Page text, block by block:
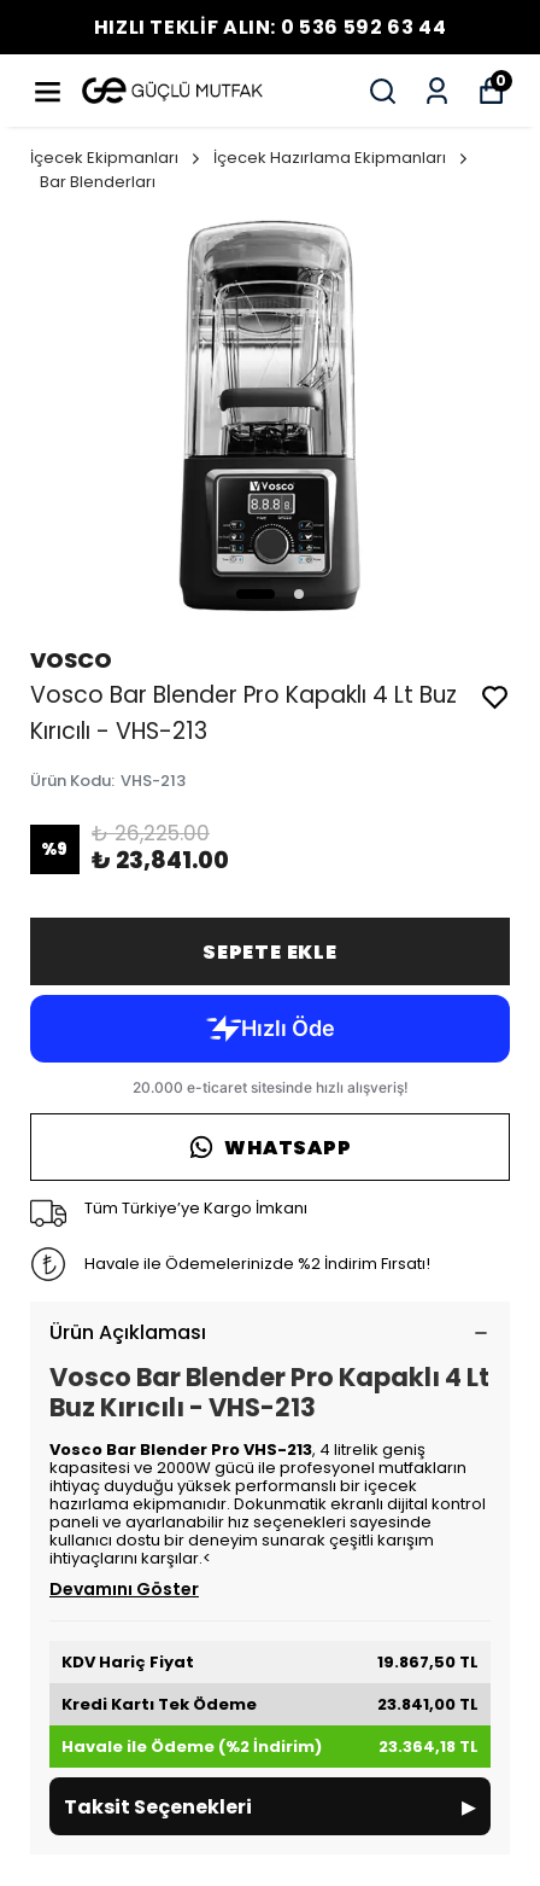
HIZLI TEKLİF ALIN: 0 536 592 63 44
0
İçecek Ekipmanları
İçecek Hazırlama Ekipmanları
Bar Blenderları
VOSCO
Vosco Bar Blender Pro Kapaklı 4 Lt Buz
Kırıcılı - VHS-213
Ürün Kodu: VHS-213
%9
₺ 26,225.00
₺ 23,841.00
SEPETE EKLE
WHATSAPP
Tüm Türkiye’ye Kargo İmkanı
Havale ile Ödemelerinizde %2 İndirim Fırsatı!
Ürün Açıklaması
Vosco Bar Blender Pro Kapaklı 4 Lt
Buz Kırıcılı - VHS-213
Vosco Bar Blender Pro VHS-213, 4 litrelik geniş
kapasitesi ve 2000W gücü ile profesyonel mutfakların
ihtiyaç duyduğu yüksek performanslı bir içecek
hazırlama ekipmanıdır. Dokunmatik ekranlı dijital kontrol
paneli ve ayarlanabilir hız seçenekleri sayesinde
kullanıcı dostu bir deneyim sunarak çeşitli karışım
ihtiyaçlarını karşılar.<
Devamını Göster
KDV Hariç Fiyat
19.867,50 TL
Kredi Kartı Tek Ödeme
23.841,00 TL
Havale ile Ödeme (%2 İndirim)
23.364,18 TL
Taksit Seçenekleri ▸